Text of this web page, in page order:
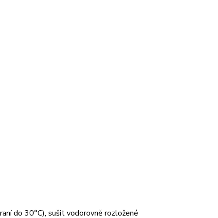
do 30°C), sušit vodorovně rozložené